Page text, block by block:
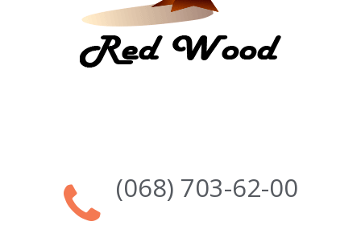
(068) 703-62-00